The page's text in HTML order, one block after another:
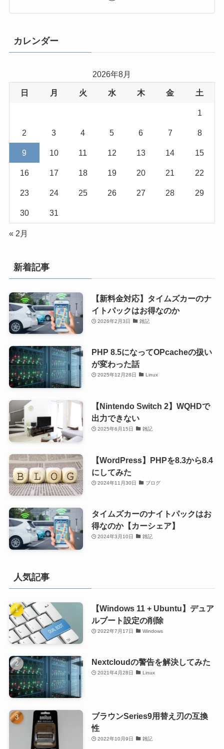
カレンダー
2026年8月
日 月 火 水 木 金 土
1
2 3 4 5 6 7 8
9 10 11 12 13 14 15
16 17 18 19 20 21 22
23 24 25 26 27 28 29
30 31
« 2月
新着記事
【新料金対応】タイムズカーのナ
イトパックはお得なのか
2026年2月3日 雑記
PHP 8.5になってOPcacheの扱い
が変わった話
2025年12月28日 Linux
【Nintendo Switch 2】WQHDで
出力できない
2025年6月15日 雑記
【WordPress】PHPを8.3から8.4
にしてみた
2024年11月30日 ブログ
タイムズカーのナイトパックはお
得なのか【カーシェア】
2024年3月10日 雑記
人気記事
【Windows 11 + Ubuntu】デュア
ルブート設定の削除
2022年7月17日 Windows
Nextcloudの警告を解決してみた
2021年4月28日 Linux
ブラウンSeries9用替え刃の互換
性
2022年10月9日 雑記